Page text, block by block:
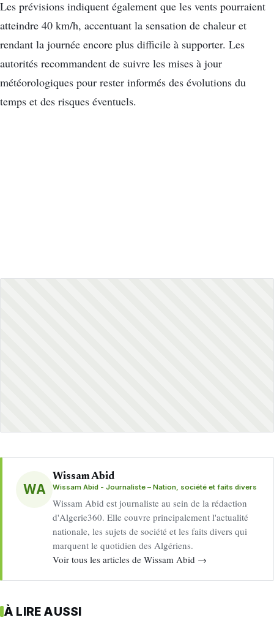
Les prévisions indiquent également que les vents pourraient
atteindre 40 km/h, accentuant la sensation de chaleur et
rendant la journée encore plus difficile à supporter. Les
autorités recommandent de suivre les mises à jour
météorologiques pour rester informés des évolutions du
temps et des risques éventuels.
WA
Wissam Abid
Wissam Abid - Journaliste – Nation, société et faits divers
Wissam Abid est journaliste au sein de la rédaction
d'Algerie360. Elle couvre principalement l'actualité
nationale, les sujets de société et les faits divers qui
marquent le quotidien des Algériens.
Voir tous les articles de Wissam Abid →
À LIRE AUSSI